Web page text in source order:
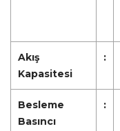
Akış
Kapasitesi
:
Besleme
Basıncı
: